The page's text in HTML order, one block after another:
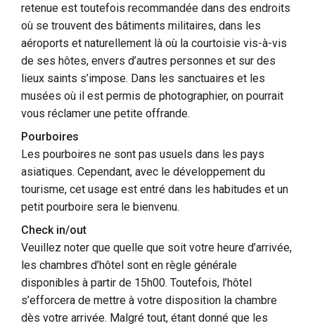
retenue est toutefois recommandée dans des endroits
où se trouvent des bâtiments militaires, dans les
aéroports et naturellement là où la courtoisie vis-à-vis
de ses hôtes, envers d’autres personnes et sur des
lieux saints s’impose. Dans les sanctuaires et les
musées où il est permis de photographier, on pourrait
vous réclamer une petite offrande.
Pourboires
Les pourboires ne sont pas usuels dans les pays
asiatiques. Cependant, avec le développement du
tourisme, cet usage est entré dans les habitudes et un
petit pourboire sera le bienvenu.
Check in/out
Veuillez noter que quelle que soit votre heure d’arrivée,
les chambres d’hôtel sont en règle générale
disponibles à partir de 15h00. Toutefois, l’hôtel
s’efforcera de mettre à votre disposition la chambre
dès votre arrivée. Malgré tout, étant donné que les